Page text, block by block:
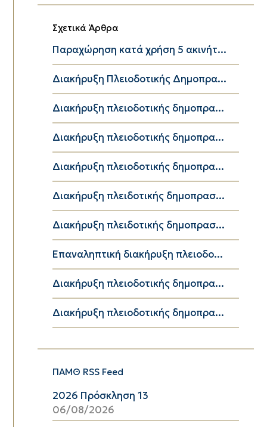
Σχετικά Άρθρα
Παραχώρηση κατά χρήση 5 ακινήτ...
Διακήρυξη Πλειοδοτικής Δημοπρα...
Διακήρυξη πλειοδοτικής δημοπρα...
Διακήρυξη πλειοδοτικής δημοπρα...
Διακήρυξη πλειοδοτικής δημοπρα...
Διακήρυξη πλειδοτικής δημοπρασ...
Διακήρυξη πλειδοτικής δημοπρασ...
Επαναληπτική διακήρυξη πλειοδο...
Διακήρυξη πλειοδοτικής δημοπρα...
Διακήρυξη πλειοδοτικής δημοπρα...
ΠΑΜΘ RSS Feed
2026 Πρόσκληση 13
06/08/2026